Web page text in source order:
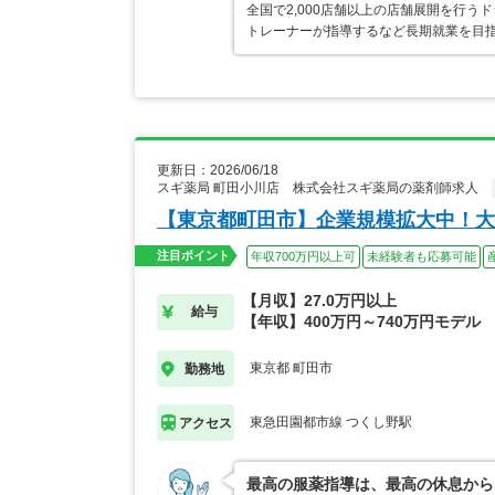
全国で2,000店舗以上の店舗展開を行う
トレーナーが指導するなど長期就業を
更新日：2026/06/18
スギ薬局 町田小川店 株式会社スギ薬局の薬剤師求人
【東京都町田市】企業規模拡大中！
注目ポイント 年収700万円以上可 未経験者も応募可能
給与
【月収】27.0万円以上
【年収】400万円～740万円モデル
勤務地 東京都 町田市
アクセス 東急田園都市線 つくし野駅
最高の服薬指導は、最高の休息か